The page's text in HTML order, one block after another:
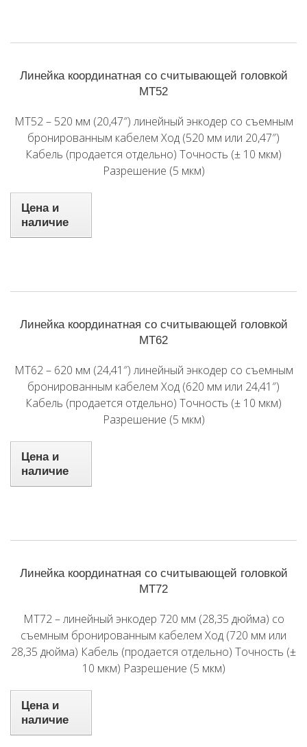
Линейка координатная со считывающей головкой
MT52
MT52 – 520 мм (20,47″) линейный энкодер со съемным
бронированным кабелем Ход (520 мм или 20,47″)
Кабель (продается отдельно) Точность (± 10 мкм)
Разрешение (5 мкм)
Цена и
наличие
Линейка координатная со считывающей головкой
MT62
MT62 – 620 мм (24,41″) линейный энкодер со съемным
бронированным кабелем Ход (620 мм или 24,41″)
Кабель (продается отдельно) Точность (± 10 мкм)
Разрешение (5 мкм)
Цена и
наличие
Линейка координатная со считывающей головкой
MT72
MT72 – линейный энкодер 720 мм (28,35 дюйма) со
съемным бронированным кабелем Ход (720 мм или
28,35 дюйма) Кабель (продается отдельно) Точность (±
10 мкм) Разрешение (5 мкм)
Цена и
наличие